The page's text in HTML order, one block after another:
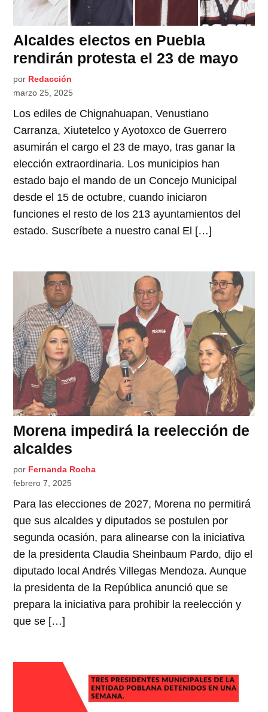
Alcaldes electos en Puebla
rendirán protesta el 23 de mayo
por Redacción
marzo 25, 2025
Los ediles de Chignahuapan, Venustiano
Carranza, Xiutetelco y Ayotoxco de Guerrero
asumirán el cargo el 23 de mayo, tras ganar la
elección extraordinaria. Los municipios han
estado bajo el mando de un Concejo Municipal
desde el 15 de octubre, cuando iniciaron
funciones el resto de los 213 ayuntamientos del
estado. Suscríbete a nuestro canal El […]
Morena impedirá la reelección de
alcaldes
por Fernanda Rocha
febrero 7, 2025
Para las elecciones de 2027, Morena no permitirá
que sus alcaldes y diputados se postulen por
segunda ocasión, para alinearse con la iniciativa
de la presidenta Claudia Sheinbaum Pardo, dijo el
diputado local Andrés Villegas Mendoza. Aunque
la presidenta de la República anunció que se
prepara la iniciativa para prohibir la reelección y
que se […]